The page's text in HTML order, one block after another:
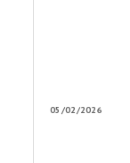
05/02/2026